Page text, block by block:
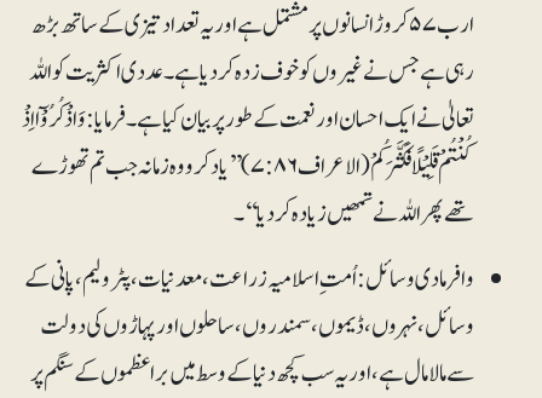
ارب ۵۷کروڑ انسانوں پر مشتمل ہے اور یہ تعداد تیزی کے ساتھ بڑھ
رہی ہے جس نے غیروں کو خوف زدہ کردیا ہے۔ عددی اکثریت کو اللہ
تعالیٰ نے ایک احسان اور نعمت کے طور پر بیان کیا ہے۔ فرمایا: وَاذْکُرُوْٓا اِذْ
کُنْتُمْ قَلِیْلًا فَکَثَّرَکُمْ (الاعراف۷:۸۶) ’’یاد کرو وہ زمانہ جب تم تھوڑے
تھے پھر اللہ نے تمھیں زیادہ کردیا‘‘۔
وافر مادی وسائل: اُمت ِ اسلامیہ زراعت، معدنیات، پٹرولیم، پانی کے
وسائل، نہروں، ڈیموں، سمندروں، ساحلوں اور پہاڑوں کی دولت
سے مالا مال ہے، اور یہ سب کچھ دنیا کے وسط میں براعظموں کے سنگم پر